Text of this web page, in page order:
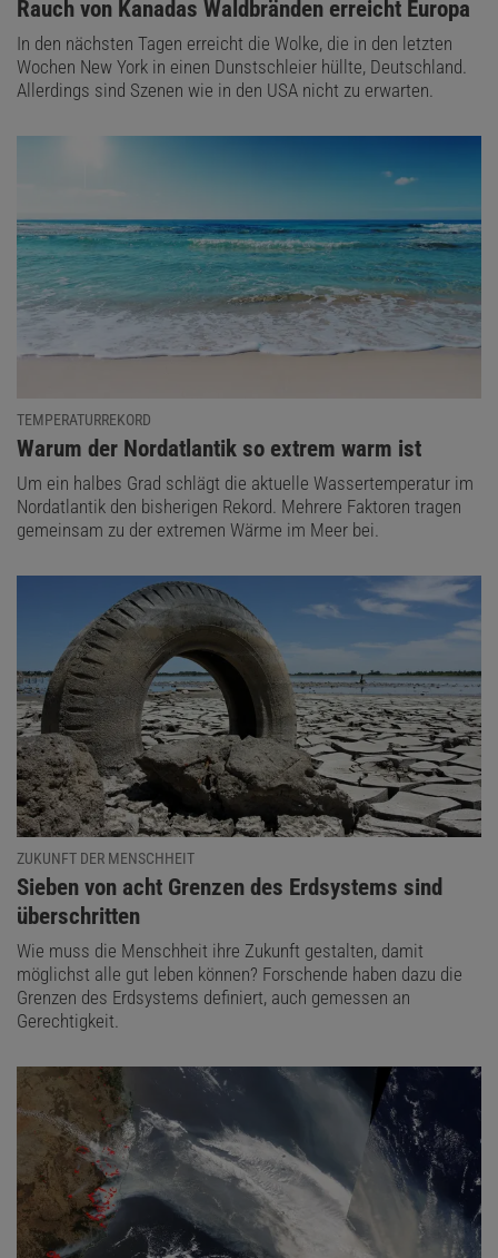
:Rauch von Kanadas Waldbränden erreicht Europa
In den nächsten Tagen erreicht die Wolke, die in den letzten
Wochen New York in einen Dunstschleier hüllte, Deutschland.
Allerdings sind Szenen wie in den USA nicht zu erwarten.
TEMPERATURREKORD
:
Warum der Nordatlantik so extrem warm ist
Um ein halbes Grad schlägt die aktuelle Wassertemperatur im
Nordatlantik den bisherigen Rekord. Mehrere Faktoren tragen
gemeinsam zu der extremen Wärme im Meer bei.
ZUKUNFT DER MENSCHHEIT
:
Sieben von acht Grenzen des Erdsystems sind
überschritten
Wie muss die Menschheit ihre Zukunft gestalten, damit
möglichst alle gut leben können? Forschende haben dazu die
Grenzen des Erdsystems definiert, auch gemessen an
Gerechtigkeit.